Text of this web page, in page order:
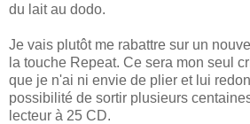
du lait au dodo.
Je vais plutôt me rabattre sur un
la touche Repeat. Ce sera mon seul
que je n'ai ni envie de plier et lui
possibilité de sortir plusieurs
lecteur à 25 CD.